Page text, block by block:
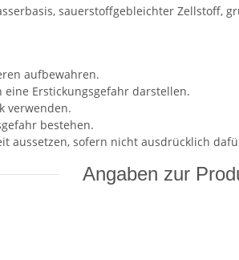
sauerstoffgebleichter Zellstoff,
aufbewahren.
eine Erstickungsgefahr darstellen.
verwenden.
bestehen.
aussetzen, sofern nicht ausdrücklich
Angaben zur